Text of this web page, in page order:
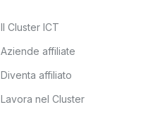
Il Cluster ICT
Aziende affiliate
Diventa affiliato
Lavora nel Cluster